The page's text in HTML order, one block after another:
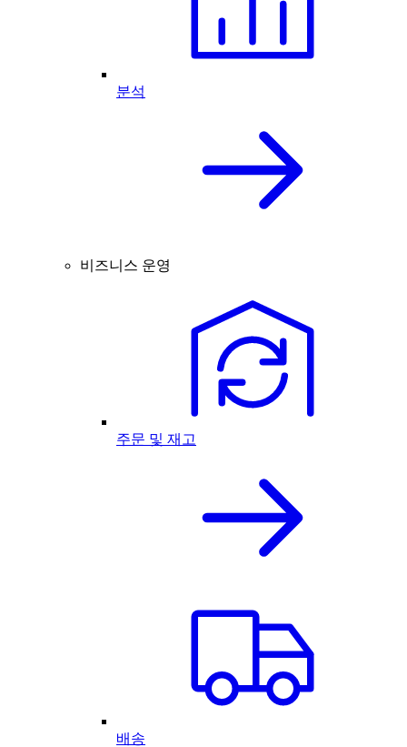
분석
비즈니스 운영
주문 및 재고
배송